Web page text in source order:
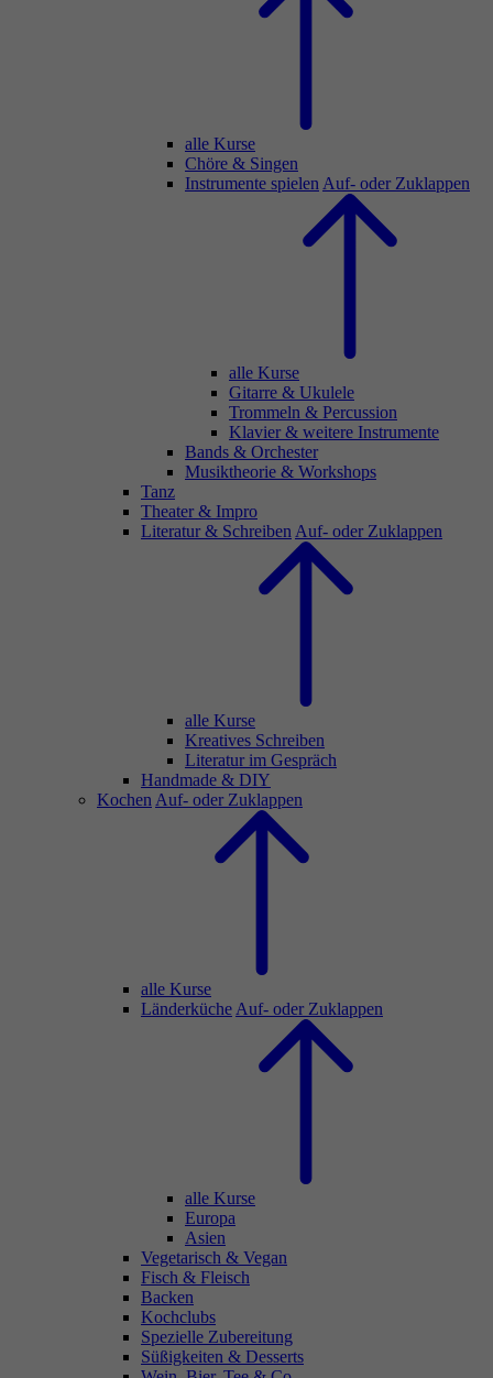
alle Kurse
Chöre & Singen
Instrumente spielen Auf- oder Zuklappen
alle Kurse
Gitarre & Ukulele
Trommeln & Percussion
Klavier & weitere Instrumente
Bands & Orchester
Musiktheorie & Workshops
Tanz
Theater & Impro
Literatur & Schreiben Auf- oder Zuklappen
alle Kurse
Kreatives Schreiben
Literatur im Gespräch
Handmade & DIY
Kochen Auf- oder Zuklappen
alle Kurse
Länderküche Auf- oder Zuklappen
alle Kurse
Europa
Asien
Vegetarisch & Vegan
Fisch & Fleisch
Backen
Kochclubs
Spezielle Zubereitung
Süßigkeiten & Desserts